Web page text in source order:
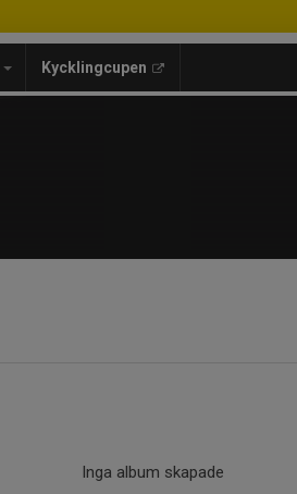
Kycklingcupen
Inga album skapade